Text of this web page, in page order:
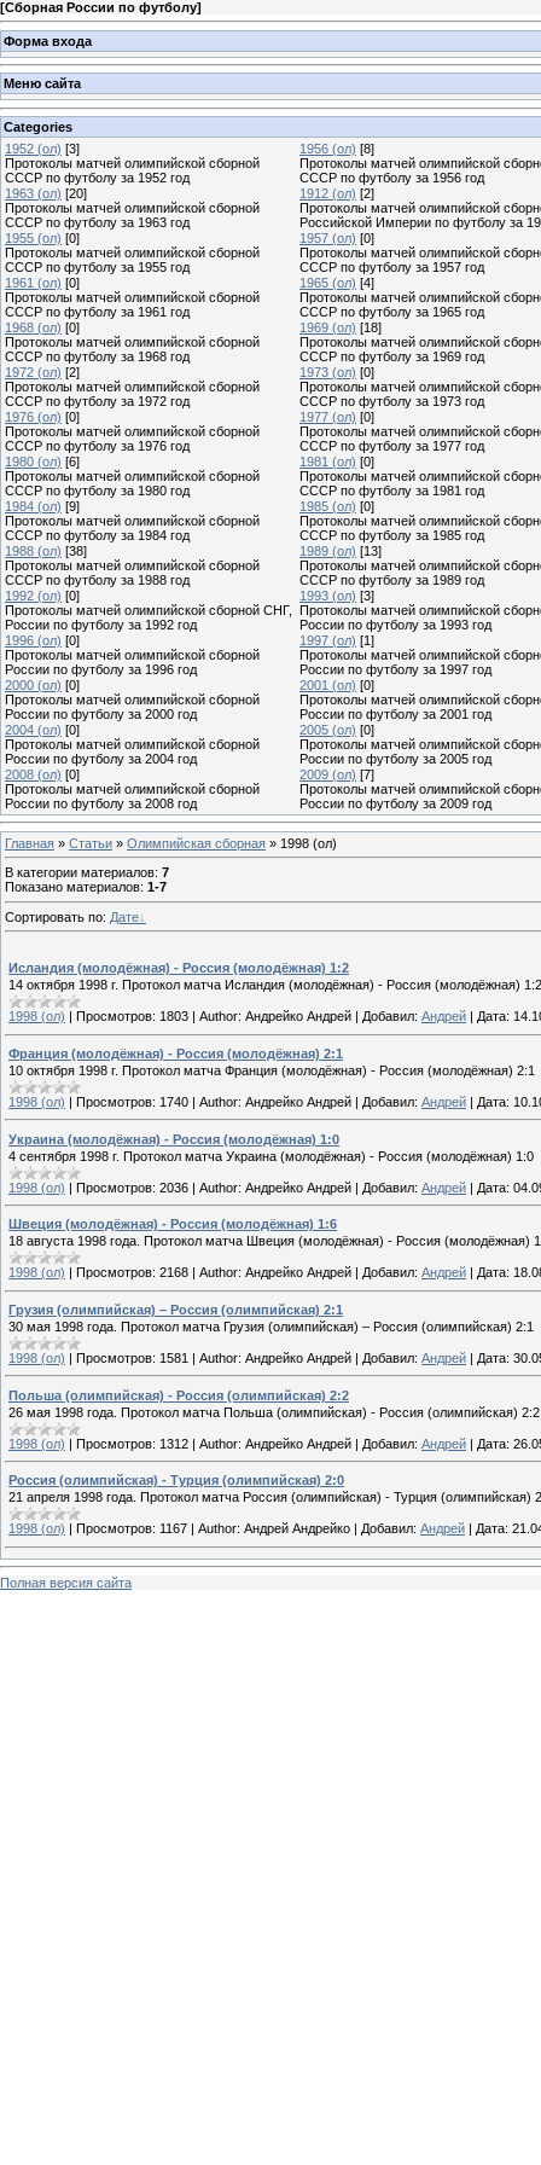
[Сборная России по футболу]
Форма входа
Меню сайта
Categories
1952 (ол) [3]
Протоколы матчей олимпийской сборной
СССР по футболу за 1952 год
1956 (ол) [8]
Протоколы матчей олимпийской
СССР по футболу за 1956 год
1963 (ол) [20]
Протоколы матчей олимпийской сборной
СССР по футболу за 1963 год
1912 (ол) [2]
Протоколы матчей олимпийской
Российской Империи по футболу за
1955 (ол) [0]
Протоколы матчей олимпийской сборной
СССР по футболу за 1955 год
1957 (ол) [0]
Протоколы матчей олимпийской
СССР по футболу за 1957 год
1961 (ол) [0]
Протоколы матчей олимпийской сборной
СССР по футболу за 1961 год
1965 (ол) [4]
Протоколы матчей олимпийской
СССР по футболу за 1965 год
1968 (ол) [0]
Протоколы матчей олимпийской сборной
СССР по футболу за 1968 год
1969 (ол) [18]
Протоколы матчей олимпийской
СССР по футболу за 1969 год
1972 (ол) [2]
Протоколы матчей олимпийской сборной
СССР по футболу за 1972 год
1973 (ол) [0]
Протоколы матчей олимпийской
СССР по футболу за 1973 год
1976 (ол) [0]
Протоколы матчей олимпийской сборной
СССР по футболу за 1976 год
1977 (ол) [0]
Протоколы матчей олимпийской
СССР по футболу за 1977 год
1980 (ол) [6]
Протоколы матчей олимпийской сборной
СССР по футболу за 1980 год
1981 (ол) [0]
Протоколы матчей олимпийской
СССР по футболу за 1981 год
1984 (ол) [9]
Протоколы матчей олимпийской сборной
СССР по футболу за 1984 год
1985 (ол) [0]
Протоколы матчей олимпийской
СССР по футболу за 1985 год
1988 (ол) [38]
Протоколы матчей олимпийской сборной
СССР по футболу за 1988 год
1989 (ол) [13]
Протоколы матчей олимпийской
СССР по футболу за 1989 год
1992 (ол) [0]
Протоколы матчей олимпийской сборной СНГ,
России по футболу за 1992 год
1993 (ол) [3]
Протоколы матчей олимпийской
России по футболу за 1993 год
1996 (ол) [0]
Протоколы матчей олимпийской сборной
России по футболу за 1996 год
1997 (ол) [1]
Протоколы матчей олимпийской
России по футболу за 1997 год
2000 (ол) [0]
Протоколы матчей олимпийской сборной
России по футболу за 2000 год
2001 (ол) [0]
Протоколы матчей олимпийской
России по футболу за 2001 год
2004 (ол) [0]
Протоколы матчей олимпийской сборной
России по футболу за 2004 год
2005 (ол) [0]
Протоколы матчей олимпийской
России по футболу за 2005 год
2008 (ол) [0]
Протоколы матчей олимпийской сборной
России по футболу за 2008 год
2009 (ол) [7]
Протоколы матчей олимпийской
России по футболу за 2009 год
Главная » Статьи » Олимпийская сборная » 1998 (ол)
В категории материалов: 7
Показано материалов: 1-7
Сортировать по: Дате
Исландия (молодёжная) - Россия (молодёжная) 1:2
14 октября 1998 г. Протокол матча Исландия (молодёжная) - Россия (молодёжная) 1:2
1998 (ол) Просмотров: 1803 Author: Андрейко Андрей Добавил: Андрей Дата:
Франция (молодёжная) - Россия (молодёжная) 2:1
10 октября 1998 г. Протокол матча Франция (молодёжная) - Россия (молодёжная) 2:1
1998 (ол) | Просмотров: 1740 | Author: Андрейко Андрей | Добавил: Андрей | Дата:
Украина (молодёжная) - Россия (молодёжная) 1:0
4 сентября 1998 г. Протокол матча Украина (молодёжная) - Россия (молодёжная) 1:0
1998 (ол) | Просмотров: 2036 | Author: Андрейко Андрей | Добавил: Андрей | Дата:
Швеция (молодёжная) - Россия (молодёжная) 1:6
18 августа 1998 года. Протокол матча Швеция (молодёжная) - Россия (молодёжная)
1998 (ол) Просмотров: 2168 Author: Андрейко Андрей Добавил: Андрей Дата:
Грузия (олимпийская) – Россия (олимпийская) 2:1
30 мая 1998 года. Протокол матча Грузия (олимпийская) – Россия (олимпийская) 2:1
1998 (ол) | Просмотров: 1581 | Author: Андрейко Андрей | Добавил: Андрей | Дата:
Польша (олимпийская) - Россия (олимпийская) 2:2
26 мая 1998 года. Протокол матча Польша (олимпийская) - Россия (олимпийская) 2:2
1998 (ол) | Просмотров: 1312 | Author: Андрейко Андрей | Добавил: Андрей | Дата:
Россия (олимпийская) - Турция (олимпийская) 2:0
21 апреля 1998 года. Протокол матча Россия (олимпийская) - Турция (олимпийская)
1998 (ол) Просмотров: 1167 Author: Андрей Андрейко Добавил: Андрей Дата:
Полная версия сайта